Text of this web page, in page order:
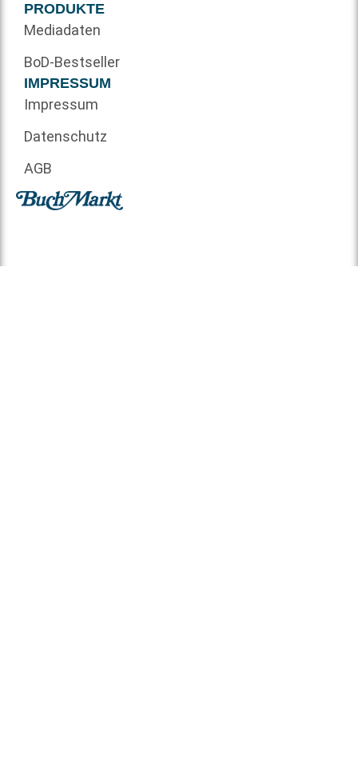
PRODUKTE
Mediadaten
BoD-Bestseller
IMPRESSUM
Impressum
Datenschutz
AGB